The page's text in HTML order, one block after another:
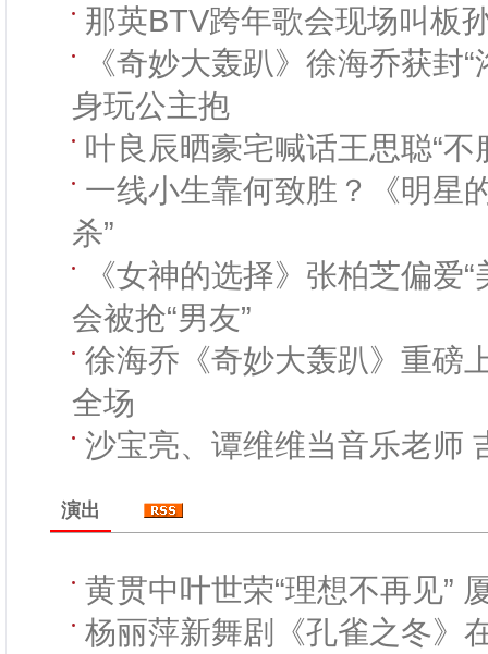
那英BTV跨年歌会现场叫板
《奇妙大轰趴》徐海乔获封
身玩公主抱
叶良辰晒豪宅喊话王思聪“不
一线小生靠何致胜？《明星
杀”
《女神的选择》张柏芝偏爱
会被抢“男友”
徐海乔《奇妙大轰趴》重磅
全场
沙宝亮、谭维维当音乐老师
演出
黄贯中叶世荣“理想不再见”
杨丽萍新舞剧《孔雀之冬》